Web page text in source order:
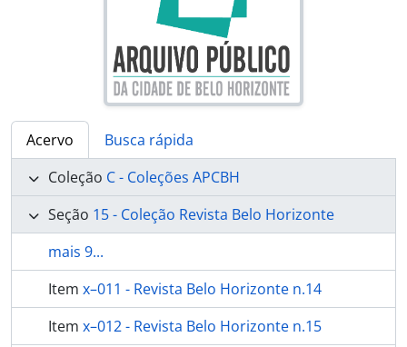
Acervo
Busca rápida
Coleção C - Coleções APCBH
Seção 15 - Coleção Revista Belo Horizonte
mais 9...
Item x–011 - Revista Belo Horizonte n.14
Item x–012 - Revista Belo Horizonte n.15